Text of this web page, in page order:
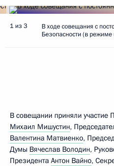
1 из 3
В ходе совещания с
Безопасности (в
В совещании приняли участие
Михаил Мишустин,
Валентина Матвиенко,
Думы Вячеслав Володин,
Президента Антон Вайно,